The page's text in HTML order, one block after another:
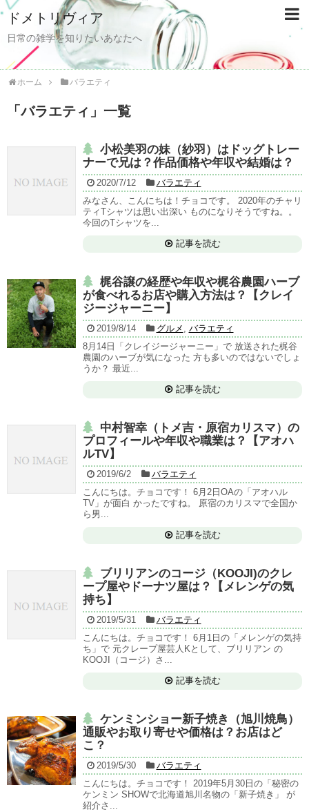
ドメトリヴィア
日常の雑学を知りたいあなたへ
ホーム バラエティ
「バラエティ 」 一覧
小松美羽の妹（紗羽）はドッグトレー
ナーで兄は？作品価格や年収や結婚は？
2020/7/12
バラエティ
みなさん、こんにちは！チョコです。 2020年のチャリ
ティTシャツは思い出深い ものになりそうですね。。
今回のTシャツを...
記事を読む
梶谷譲の経歴や年収や梶谷農園ハーブ
が食べれるお店や購入方法は？【クレイ
ジージャーニー】
2019/8/14 グルメ , バラエティ
8月14日「クレイジージャーニー」で 放送された梶谷
農園のハーブが気になった 方も多いのではないでしょ
うか？ 最近...
記事を読む
中村智幸（トメ吉・原宿カリスマ）の
プロフィールや年収や職業は？【アオハ
ルTV】
2019/6/2
バラエティ
こんにちは。チョコです！ 6月2日OAの「アオハル
TV」が面白 かったですね。 原宿のカリスマで全国か
ら男...
記事を読む
ブリリアンのコージ（KOOJI)のクレ
ープ屋やドーナツ屋は？【メレンゲの気
持ち】
2019/5/31
バラエティ
こんにちは。チョコです！ 6月1日の「メレンゲの気持
ち」で 元クレープ屋芸人Kとして、ブリリアン の
KOOJI（コージ）さ...
記事を読む
ケンミンショー新子焼き（旭川焼鳥）
通販やお取り寄せや価格は？お店はど
こ？
2019/5/30
バラエティ
こんにちは。チョコです！ 2019年5月30日の「秘密の
ケンミン SHOWで北海道旭川名物の「新子焼き」 が
紹介さ...